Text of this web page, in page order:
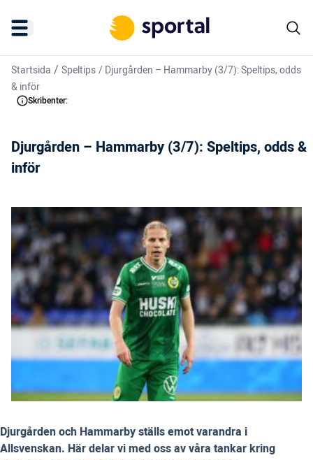
Startsida / Speltips/Djurgården – Hammarby (3/7): Speltips, odds
& inför
Skribenter:
Djurgården – Hammarby (3/7): Speltips, odds &
inför
Djurgården och Hammarby ställs emot varandra i
Allsvenskan. Här delar vi med oss av våra tankar kring